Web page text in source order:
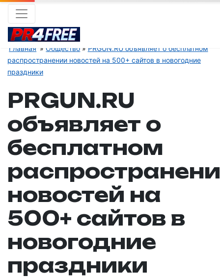
Главная Общество
PRGUN.RU объявляет о бесплатном
распространении новостей на 500+ сайтов в новогодние
праздники
PRGUN.RU
объявляет о
бесплатном
новостей на
500+ сайтов в
новогодние
праздники